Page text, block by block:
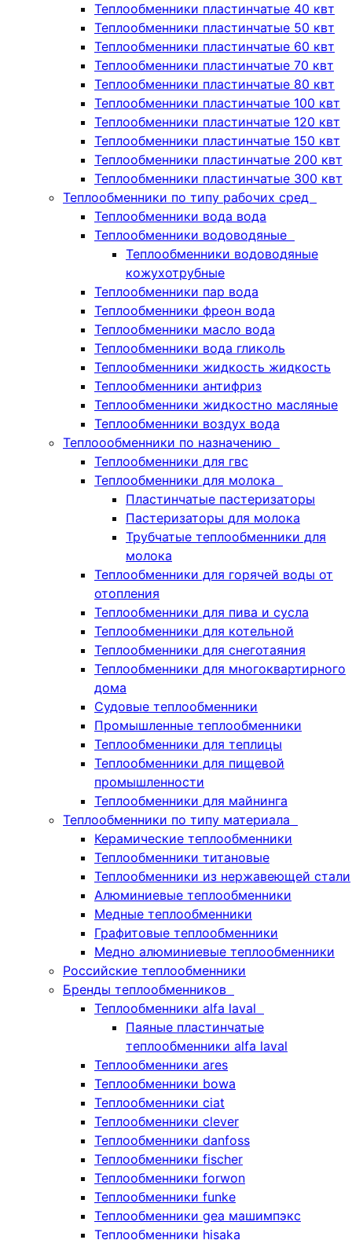
Теплообменники пластинчатые 40 квт
Теплообменники пластинчатые 50 квт
Теплообменники пластинчатые 60 квт
Теплообменники пластинчатые 70 квт
Теплообменники пластинчатые 80 квт
Теплообменники пластинчатые 100 квт
Теплообменники пластинчатые 120 квт
Теплообменники пластинчатые 150 квт
Теплообменники пластинчатые 200 квт
Теплообменники пластинчатые 300 квт
Теплообменники по типу рабочих сред
Теплообменники вода вода
Теплообменники водоводяные
Теплообменники водоводяные
кожухотрубные
Теплообменники пар вода
Теплообменники фреон вода
Теплообменники масло вода
Теплообменники вода гликоль
Теплообменники жидкость жидкость
Теплообменники антифриз
Теплообменники жидкостно масляные
Теплообменники воздух вода
Теплоообменники по назначению
Теплообменники для гвс
Теплообменники для молока
Пластинчатые пастеризаторы
Пастеризаторы для молока
Трубчатые теплообменники для
молока
Теплообменники для горячей воды от
отопления
Теплообменники для пива и сусла
Теплообменники для котельной
Теплообменники для снеготаяния
Теплообменники для многоквартирного
дома
Судовые теплообменники
Промышленные теплообменники
Теплообменники для теплицы
Теплообменники для пищевой
промышленности
Теплообменники для майнинга
Теплообменники по типу материала
Керамические теплообменники
Теплообменники титановые
Теплообменники из нержавеющей стали
Алюминиевые теплообменники
Медные теплообменники
Графитовые теплообменники
Медно алюминиевые теплообменники
Российские теплообменники
Бренды теплообменников
Теплообменники alfa laval
Паяные пластинчатые
теплообменники alfa laval
Теплообменники ares
Теплообменники bowa
Теплообменники ciat
Теплообменники clever
Теплообменники danfoss
Теплообменники fischer
Теплообменники forwon
Теплообменники funke
Теплообменники gea машимпэкс
Теплообменники hisaka